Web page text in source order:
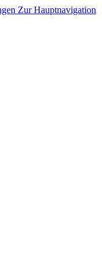
Zur Hauptnavigation